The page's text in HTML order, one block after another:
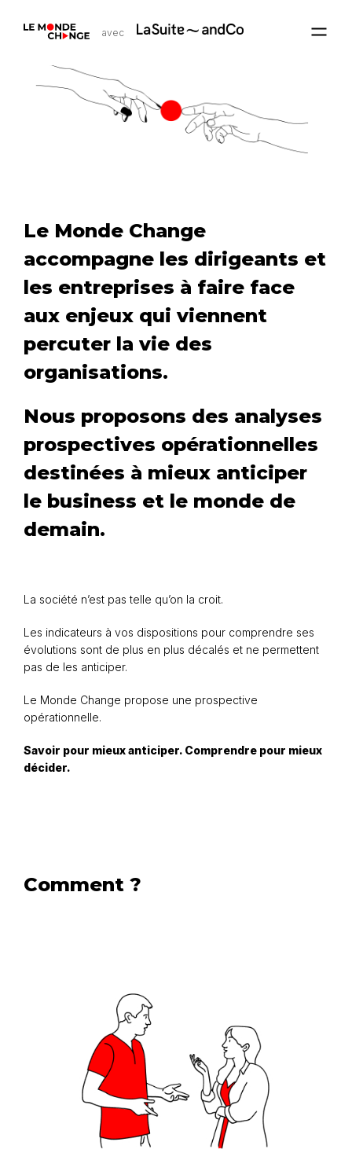
avec
Le Monde Change
accompagne les dirigeants et
les entreprises à faire face
aux enjeux qui viennent
percuter la vie des
organisations.
Nous proposons des analyses
prospectives opérationnelles
destinées à mieux anticiper
le business et le monde de
demain.
La société n’est pas telle qu’on la croit.
Les indicateurs à vos dispositions pour comprendre ses
évolutions sont de plus en plus décalés et ne permettent
pas de les anticiper.
Le Monde Change propose une prospective
opérationnelle.
Savoir pour mieux anticiper. Comprendre pour mieux
décider.
Comment ?